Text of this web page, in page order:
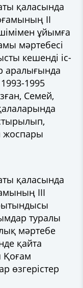
қаласында
II
ұйымға
мәртебесі
кешенді іс-
аралығында
1995
Семей,
жоспары
қаласында
III
туралы
мәртебе
қайта
Қоғам
өзгерістер